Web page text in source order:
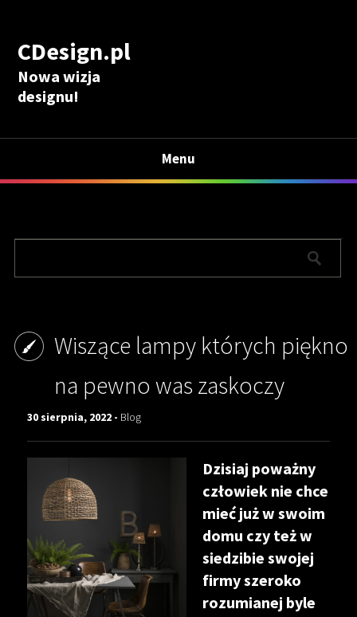
CDesign.pl
Nowa wizja
designu!
Menu
Wiszące lampy których piękno
na pewno was zaskoczy
30 sierpnia, 2022 - Blog
Dzisiaj poważny
człowiek nie chce
mieć już w swoim
domu czy też w
siedzibie swojej
firmy szeroko
rozumianej byle